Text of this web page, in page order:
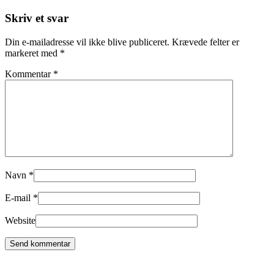
Skriv et svar
Din e-mailadresse vil ikke blive publiceret. Krævede felter er
markeret med *
Kommentar *
Navn *
E-mail *
Website